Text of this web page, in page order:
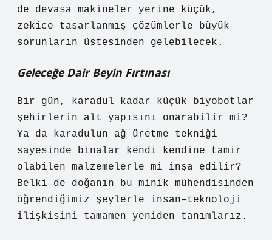
de devasa makineler yerine küçük,
zekice tasarlanmış çözümlerle büyük
sorunların üstesinden gelebilecek.
Geleceğe Dair Beyin Fırtınası
Bir gün, karadul kadar küçük biyobotlar
şehirlerin alt yapısını onarabilir mi?
Ya da karadulun ağ üretme tekniği
sayesinde binalar kendi kendine tamir
olabilen malzemelerle mi inşa edilir?
Belki de doğanın bu minik mühendisinden
öğrendiğimiz şeylerle insan–teknoloji
ilişkisini tamamen yeniden tanımlarız.